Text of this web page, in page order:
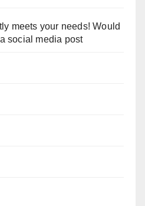
meets your needs! Would
social media post